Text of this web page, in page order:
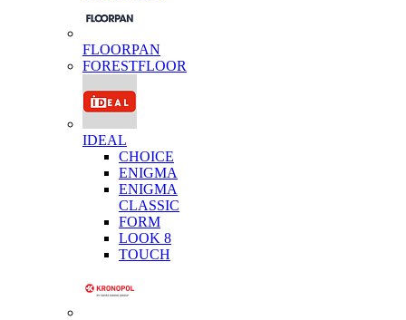
FLOORPAN
FORESTFLOOR
IDEAL
CHOICE
ENIGMA
ENIGMA
CLASSIC
FORM
LOOK 8
TOUCH